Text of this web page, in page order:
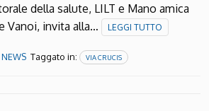
della salute, LILT e Mano amica
Vanoi, invita alla…
LEGGI TUTTO
NEWS Taggato in: VIA CRUCIS